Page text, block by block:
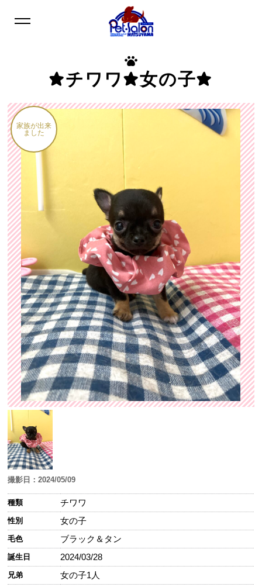
★チワワ★女の子★
撮影日：2024/05/09
家族が出来
ました
種類 チワワ
性別 女の子
毛色 ブラック＆タン
誕生日 2024/03/28
兄弟 女の子1人